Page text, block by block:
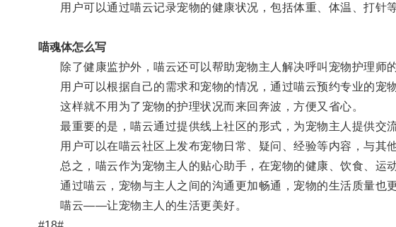
用户可以通过喵云记录宠物的健康状况，包括体重、体温、打针
喵魂体怎么写
除了健康监护外，喵云还可以帮助宠物主人解决呼叫宠物护理师的
用户可以根据自己的需求和宠物的情况，通过喵云预约专业的宠物
这样就不用为了宠物的护理状况而来回奔波，方便又省心。
最重要的是，喵云通过提供线上社区的形式，为宠物主人提供交流
用户可以在喵云社区上发布宠物日常、疑问、经验等内容，与其他
总之，喵云作为宠物主人的贴心助手，在宠物的健康、饮食、运动
通过喵云，宠物与主人之间的沟通更加畅通，宠物的生活质量也更
喵云——让宠物主人的生活更美好。